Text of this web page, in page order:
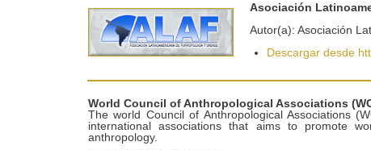
Asociación
Autor(a): Asociación
Descargar desde
World Council of Anthropological Associations
The world Council of Anthropological Associations
international associations that aims to promote
anthropology.